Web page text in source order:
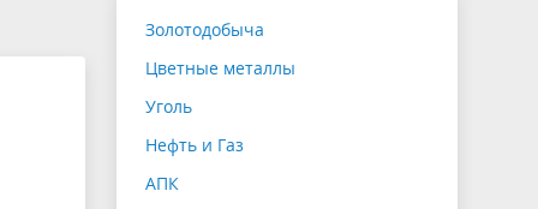
служащих Чукотского автономного
Золотодобыча
Цветные металлы
Уголь
Нефть и Газ
АПК